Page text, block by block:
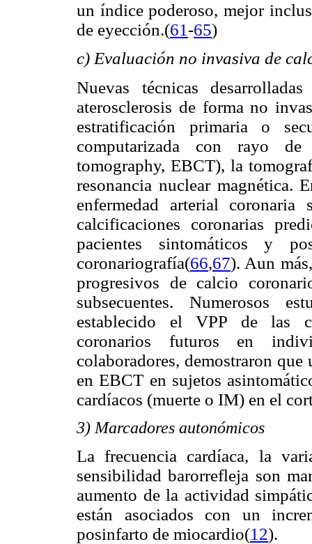
un índice poderoso, mejor
de eyección.(61 -65)
c) Evaluación no invasiva de
Nuevas técnicas
aterosclerosis de forma no
estratificación primaria o
computarizada con rayo de
tomography, EBCT), la
resonancia nuclear magnética.
enfermedad arterial
calcificaciones coronarias
pacientes sintomáticos y
coronariografía(66,67). Aun
progresivos de calcio
subsecuentes. Numerosos
establecido el VPP de las
coronarios futuros en
colaboradores, demostraron
en EBCT en sujetos
cardíacos (muerte o IM) en el
3) Marcadores autonómicos
La frecuencia cardíaca, la
sensibilidad barorrefleja son
aumento de la actividad
están asociados con un
posinfarto de miocardio(12).